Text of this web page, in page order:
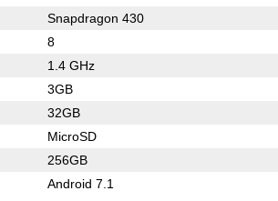
Snapdragon 430
8
1.4 GHz
3GB
32GB
MicroSD
256GB
Android 7.1